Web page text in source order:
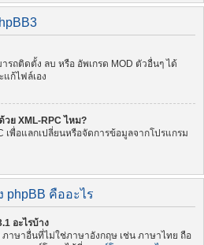
รถติดตั้ง ลบ หรือ อัพเกรด MOD ตัวอื่นๆ ได้
ก้ไฟล์เอง
ย XML-RPC ไหม?
เพื่อแลกเปลี่ยนหรือจัดการข้อมูลจากโปรแกรม
phpBB คืออะไร
อะไรบ้าง
ภาษาอื่นที่ไม่ใช่ภาษาอังกฤษ เช่น ภาษาไทย ถือ